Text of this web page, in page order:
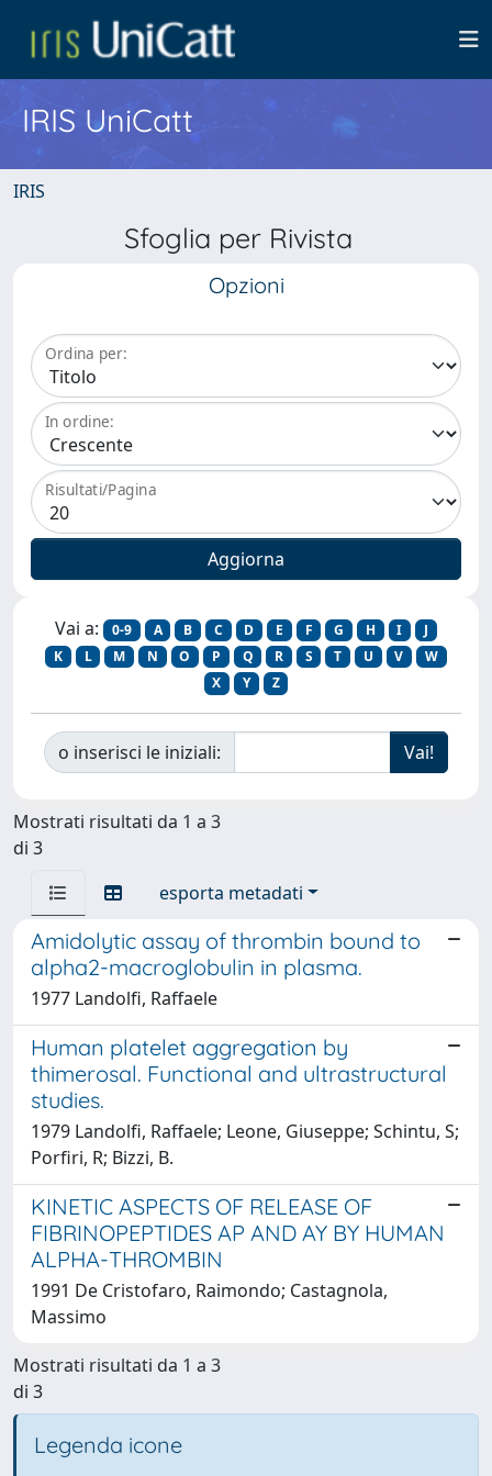
IRIS UniCatt
IRIS
Sfoglia per Rivista
Opzioni
Ordina per:
In ordine:
Risultati/Pagina
Vai a: 0-9 A B C D E F G H I
J
K
L M N O P Q R S T U V
W
X
Y Z
o inserisci le iniziali:
Mostrati risultati da 1 a 3
di 3
esporta metadati
Amidolytic assay of thrombin bound to
alpha2-macroglobulin in plasma.
1977 Landolfi, Raffaele
Human platelet aggregation by
thimerosal. Functional and ultrastructural
studies.
1979 Landolfi, Raffaele; Leone, Giuseppe; Schintu, S;
Porfiri, R; Bizzi, B.
KINETIC ASPECTS OF RELEASE OF
FIBRINOPEPTIDES AP AND AY BY HUMAN
ALPHA-THROMBIN
1991 De Cristofaro, Raimondo; Castagnola,
Massimo
Mostrati risultati da 1 a 3
di 3
Legenda icone